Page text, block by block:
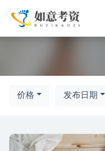
价格 发布日期